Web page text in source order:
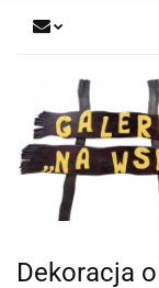
Dekoracja